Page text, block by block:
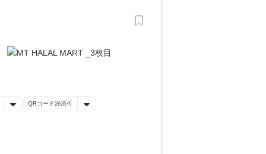
QRコード決済可